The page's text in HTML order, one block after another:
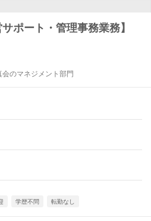
ポート・管理事務業務】
のマネジメント部門
学歴不問 転勤なし